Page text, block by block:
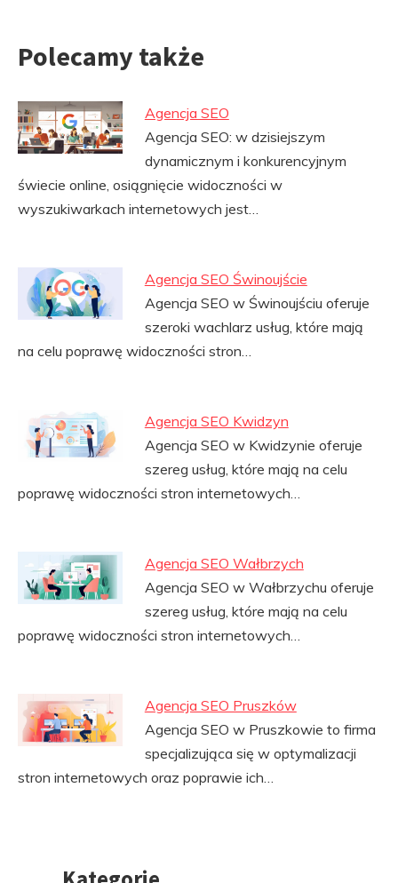
Polecamy także
Agencja SEO
Agencja SEO: w dzisiejszym
dynamicznym i konkurencyjnym
świecie online, osiągnięcie widoczności w
wyszukiwarkach internetowych jest…
Agencja SEO Świnoujście
Agencja SEO w Świnoujściu oferuje
szeroki wachlarz usług, które mają
na celu poprawę widoczności stron…
Agencja SEO Kwidzyn
Agencja SEO w Kwidzynie oferuje
szereg usług, które mają na celu
poprawę widoczności stron internetowych…
Agencja SEO Wałbrzych
Agencja SEO w Wałbrzychu oferuje
szereg usług, które mają na celu
poprawę widoczności stron internetowych…
Agencja SEO Pruszków
Agencja SEO w Pruszkowie to firma
specjalizująca się w optymalizacji
stron internetowych oraz poprawie ich…
Przejdź